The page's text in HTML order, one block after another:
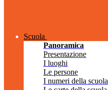
Scuola
Panoramica
Presentazione
I luoghi
Le persone
I numeri della scuola